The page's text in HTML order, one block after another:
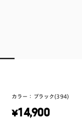
カラー： ブラック(394)
¥14,900